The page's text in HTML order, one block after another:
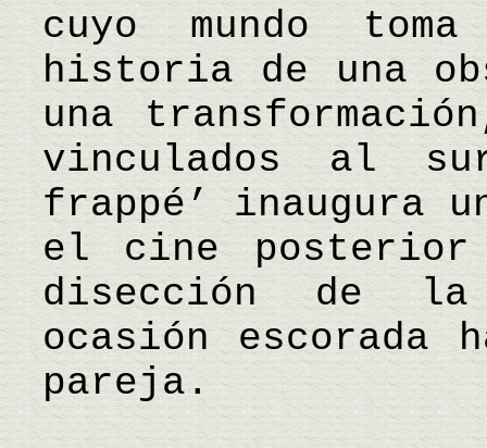
cuyo mundo
historia de una
una
vinculados al
frappé’ inaugura
el cine posterior
disección de
ocasión escorada
pareja.